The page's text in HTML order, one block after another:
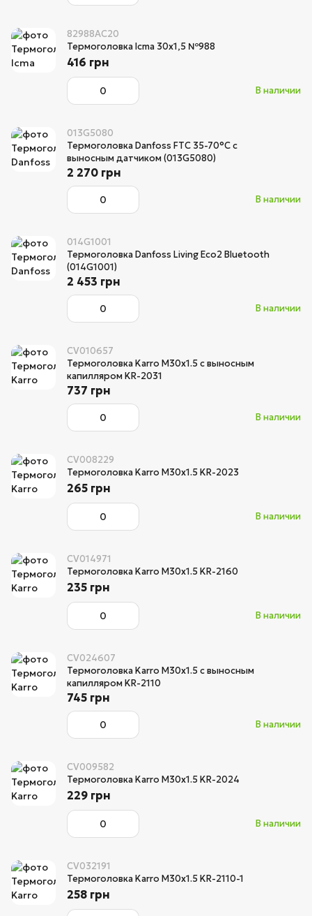
82988AC20
Термоголовка Icma 30х1,5 №988
В наличии
416 грн
013G5080
Термоголовка Danfoss FTC 35-70°С с
выносным датчиком (013G5080)
В наличии
2 270 грн
014G1001
Термоголовка Danfoss Living Eco2 Bluetooth
(014G1001)
В наличии
2 453 грн
CV010657
Термоголовка Karro M30x1.5 с выносным
капилляром KR-2031
В наличии
737 грн
CV008229
Термоголовка Karro M30x1.5 KR-2023
В наличии
265 грн
CV014971
Термоголовка Karro M30x1.5 KR-2160
В наличии
235 грн
CV024607
Термоголовка Karro M30x1.5 с выносным
капилляром KR-2110
В наличии
745 грн
CV009582
Термоголовка Karro M30x1.5 KR-2024
В наличии
229 грн
CV032191
Термоголовка Karro M30x1.5 KR-2110-1
258 грн